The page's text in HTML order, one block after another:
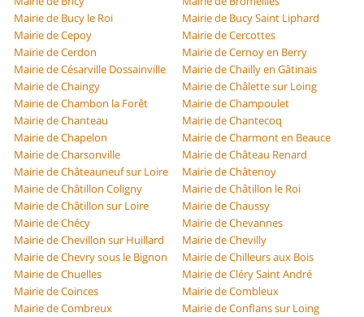
Mairie de Bucy le Roi
Mairie de Bucy Saint Liphard
Mairie de Cepoy
Mairie de Cercottes
Mairie de Cerdon
Mairie de Cernoy en Berry
Mairie de Césarville Dossainville
Mairie de Chailly en Gâtinais
Mairie de Chaingy
Mairie de Châlette sur Loing
Mairie de Chambon la Forêt
Mairie de Champoulet
Mairie de Chanteau
Mairie de Chantecoq
Mairie de Chapelon
Mairie de Charmont en Beauce
Mairie de Charsonville
Mairie de Château Renard
Mairie de Châteauneuf sur Loire
Mairie de Châtenoy
Mairie de Châtillon Coligny
Mairie de Châtillon le Roi
Mairie de Châtillon sur Loire
Mairie de Chaussy
Mairie de Chécy
Mairie de Chevannes
Mairie de Chevillon sur Huillard
Mairie de Chevilly
Mairie de Chevry sous le Bignon
Mairie de Chilleurs aux Bois
Mairie de Chuelles
Mairie de Cléry Saint André
Mairie de Coinces
Mairie de Combleux
Mairie de Combreux
Mairie de Conflans sur Loing